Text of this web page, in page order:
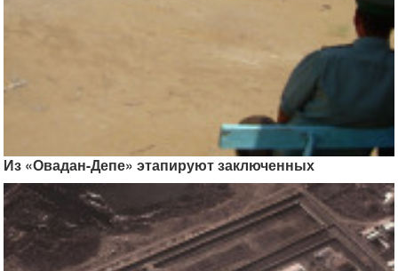
Из «Овадан-Депе» этапируют заключенных